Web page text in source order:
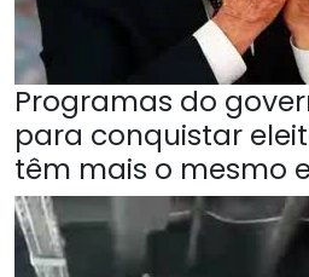
Programas do
para conquistar
têm mais o mesmo